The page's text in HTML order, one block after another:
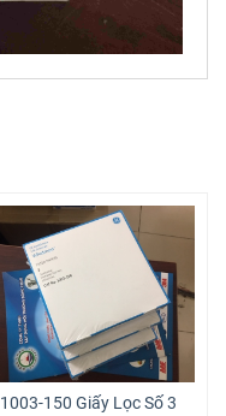
1003-150 Giấy Lọc Số 3